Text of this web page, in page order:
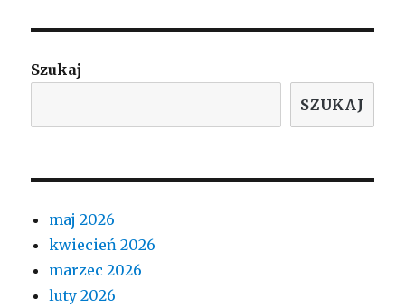
Szukaj
SZUKAJ
maj 2026
kwiecień 2026
marzec 2026
luty 2026